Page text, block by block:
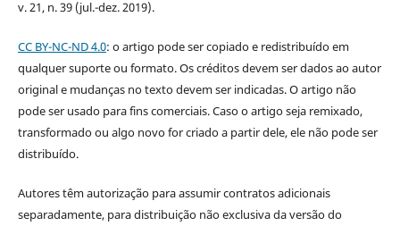
v. 21, n. 39 (jul.-dez. 2019).
CC BY-NC-ND 4.0: o artigo pode ser copiado e redistribuído em
qualquer suporte ou formato. Os créditos devem ser dados ao autor
original e mudanças no texto devem ser indicadas. O artigo não
pode ser usado para fins comerciais. Caso o artigo seja remixado,
transformado ou algo novo for criado a partir dele, ele não pode ser
distribuído.
Autores têm autorização para assumir contratos adicionais
separadamente, para distribuição não exclusiva da versão do